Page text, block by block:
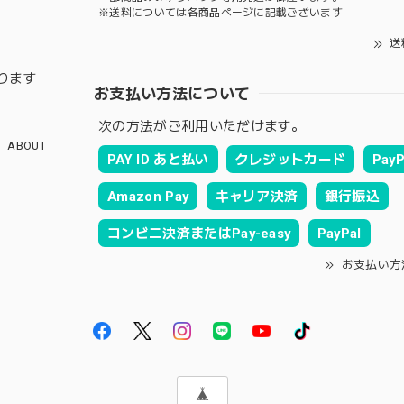
ます
ABOUT
※送料については各商品ページに記載ございます
送
お支払い方法について
次の方法がご利用いただけます。
PAY ID あと払い クレジットカード
Amazon Pay キャリア決済 銀行振込
コンビニ決済またはPay-easy PayPal
お支払い